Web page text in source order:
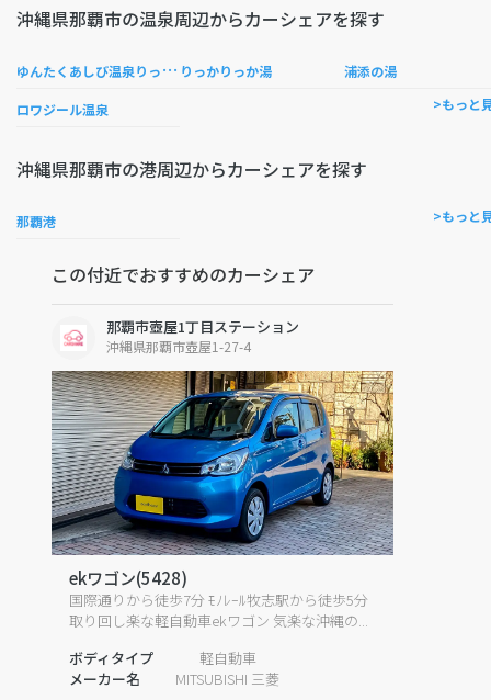
沖縄県那覇市の温泉周辺からカーシェアを探す
ゆ
んたくあしび温泉りっかりっか湯 りっかりっか湯 浦添の湯
ロワジール温泉 >もっと
沖縄県那覇市の港周辺からカーシェアを探す
那覇港 >もっと
この付近でおすすめのカーシェア
那覇市壺屋1丁目ステーション
沖縄県那覇市壺屋1-27-4
ekワゴン(5428)
国際通りから徒歩7分 ﾓﾉﾚｰﾙ牧志駅から徒歩5分
取り回し楽な軽自動車ekワゴン 気楽な沖縄の...
ボディタイプ
メーカー名
軽自動車
MITSUBISHI 三菱